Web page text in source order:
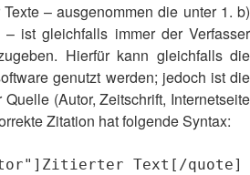
– ausgenommen die unter 1. b)
ist gleichfalls immer der Verfasser
Hierfür kann gleichfalls die
genutzt werden; jedoch ist die
(Autor, Zeitschrift, Internetseite
Zitation hat folgende Syntax:
Text[/quote]